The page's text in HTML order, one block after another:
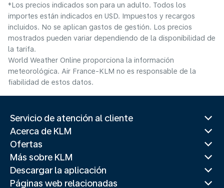
*Los precios indicados son para un adulto. Todos los
importes están indicados en USD. Impuestos y recargos
incluidos. No se aplican gastos de gestión. Los precios
mostrados pueden variar dependiendo de la disponibilidad de
la tarifa.
World Weather Online proporciona la información
meteorológica. Air France-KLM no es responsable de la
fiabilidad de estos datos.
Servicio de atención al cliente
Acerca de KLM
Ofertas
Más sobre KLM
Descargar la aplicación
Páginas web relacionadas